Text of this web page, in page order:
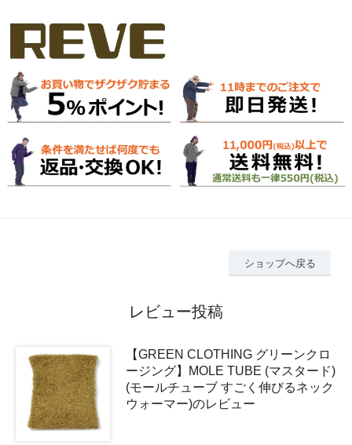
ショップへ戻る
レビュー投稿
【GREEN CLOTHING グリーンクロ
ージング】MOLE TUBE (マスタード)
(モールチューブ すごく伸びるネック
ウォーマー)のレビュー